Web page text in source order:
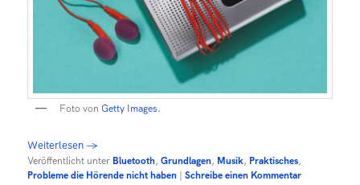
Foto vonGetty Images.
Weiterlesen→
Veröffentlicht unter Bluetooth,Grundlagen, Musik, Praktisches,
Probleme die Hörende nicht haben |Schreibe einen Kommentar